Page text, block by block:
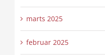
marts 2025
februar 2025